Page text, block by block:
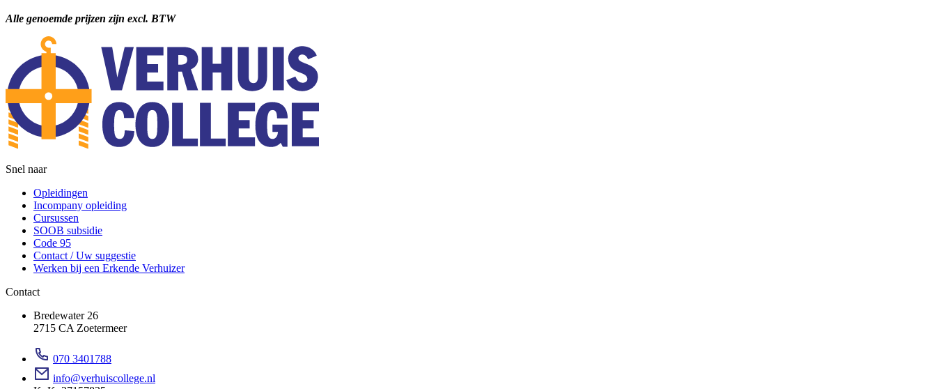
Alle genoemde prijzen zijn excl. BTW
Snel naar
Opleidingen
Incompany opleiding
Cursussen
SOOB subsidie
Code 95
Contact / Uw suggestie
Werken bij een Erkende Verhuizer
Contact
Bredewater 26
2715 CA Zoetermeer
070 3401788
info@verhuiscollege.nl